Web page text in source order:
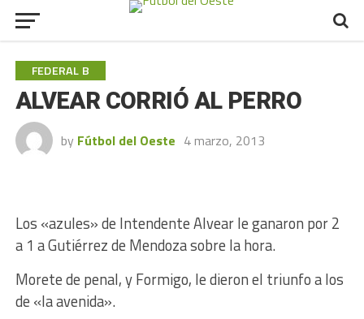
FEDERAL B
ALVEAR CORRIÓ AL PERRO
by Fútbol del Oeste 4 marzo, 2013
Los «azules» de Intendente Alvear le ganaron por 2
a 1 a Gutiérrez de Mendoza sobre la hora.
Morete de penal, y Formigo, le dieron el triunfo a los
de «la avenida».